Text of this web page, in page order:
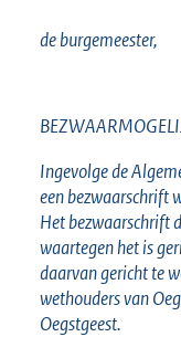
de burgemeester,
Ingevolge de
een bezwaarschrift
Het bezwaarschrift
waartegen het is
daarvan gericht te
wethouders van
Oegstgeest.